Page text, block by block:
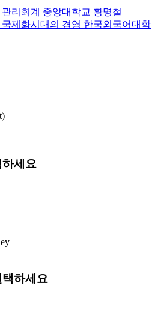
관리회계 중앙대학교 황명철
국제화시대의 경영 한국외국어대학
세요
하세요